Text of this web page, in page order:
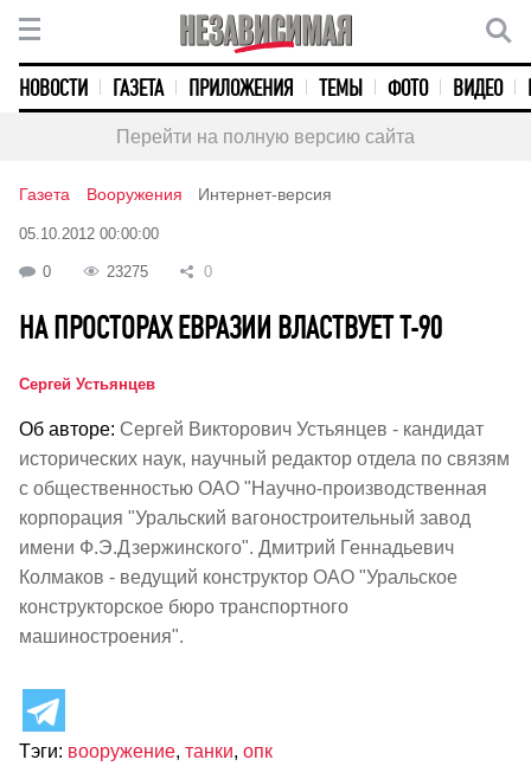
НОВОСТИ ГАЗЕТА ПРИЛОЖЕНИЯ ТЕМЫ ФОТО ВИДЕО
Перейти на полную версию сайта
Газета Вооружения Интернет-версия
05.10.2012 00:00:00
0 23275 0
НА ПРОСТОРАХ ЕВРАЗИИ ВЛАСТВУЕТ Т-90
Сергей Устьянцев
Об авторе: Сергей Викторович Устьянцев - кандидат
исторических наук, научный редактор отдела по связям
с общественностью ОАО "Научно-производственная
корпорация "Уральский вагоностроительный завод
имени Ф.Э.Дзержинского". Дмитрий Геннадьевич
Колмаков - ведущий конструктор ОАО "Уральское
конструкторское бюро транспортного
машиностроения".
Тэги: вооружение, танки, опк